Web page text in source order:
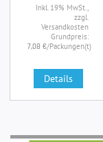
Inkl. 19% MwSt.,
zzgl.
Versandkosten
Grundpreis:
7,08 €/Packungen(t)
Details